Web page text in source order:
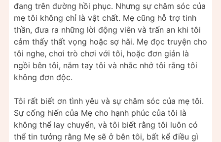
đang trên đường hồi phục. Nhưng sự chăm sóc của
mẹ tôi không chỉ là vật chất. Mẹ cũng hỗ trợ tinh
thần, đưa ra những lời động viên và trấn an khi tôi
cảm thấy thất vọng hoặc sợ hãi. Mẹ đọc truyện cho
tôi nghe, chơi trò chơi với tôi, hoặc đơn giản là
ngồi bên tôi, nắm tay tôi và nhắc nhở tôi rằng tôi
không đơn độc.
Tôi rất biết ơn tình yêu và sự chăm sóc của mẹ tôi.
Sự cống hiến của Mẹ cho hạnh phúc của tôi là
không thể lay chuyển, và tôi biết rằng tôi luôn có
thể tin tưởng rằng Mẹ sẽ ở bên tôi, bất kể điều gì